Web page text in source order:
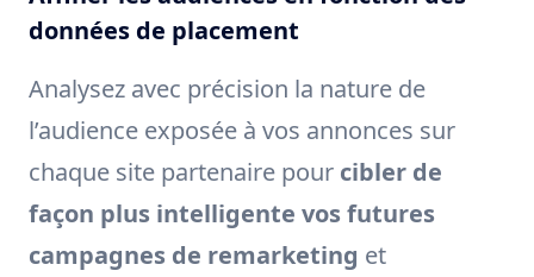
données de placement
Analysez avec précision la nature de
l’audience exposée à vos annonces sur
chaque site partenaire pour cibler de
façon plus intelligente vos futures
campagnes de remarketing et